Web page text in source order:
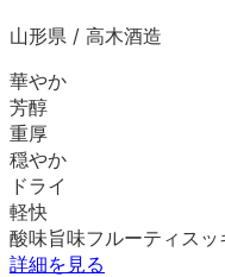
山形県 / 高木酒造
華やか
芳醇
重厚
穏やか
ドライ
軽快
酸味旨味フルーティ スッ
詳細を見る